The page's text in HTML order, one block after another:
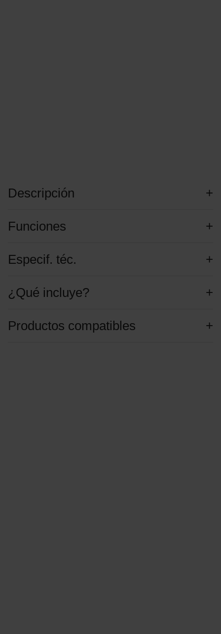
Descripción
Funciones
Especif. téc.
¿Qué incluye?
Productos compatibles